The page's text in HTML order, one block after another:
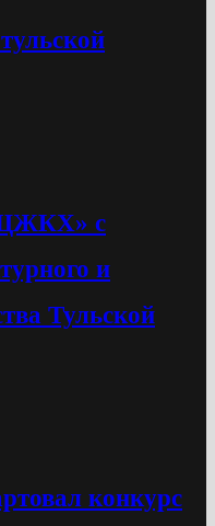
с
и
Тульской
конкурс